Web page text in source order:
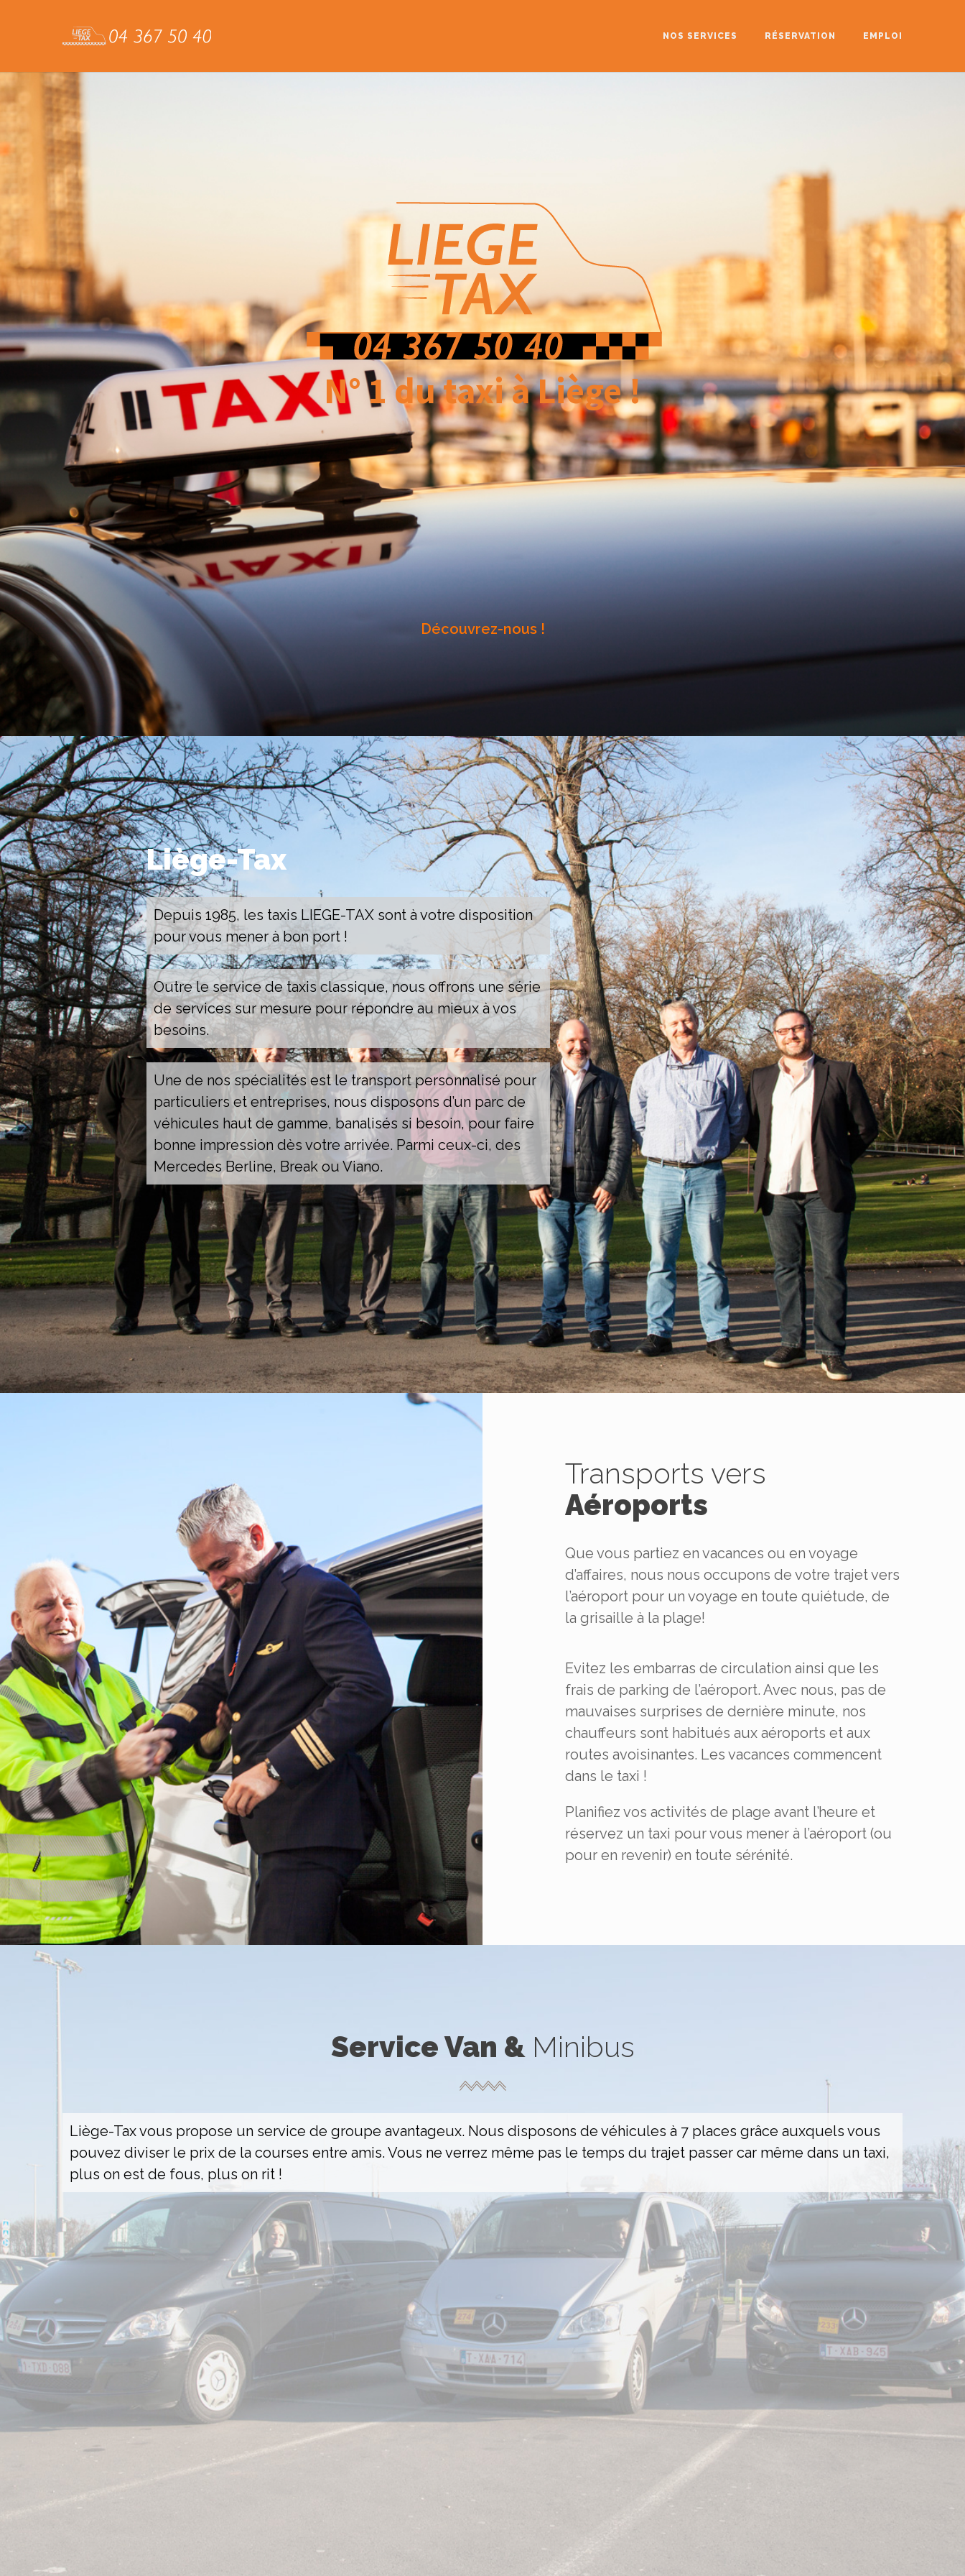
NOS SERVICES RÉSERVATION EMPLOI
N° 1 du taxi à Liège !
Découvrez-nous !
Liège-Tax
Depuis 1985, les taxis LIEGE-TAX sont à votre disposition
pour vous mener à bon port !
Outre le service de taxis classique, nous offrons une série
de services sur mesure pour répondre au mieux à vos
besoins.
Une de nos spécialités est le transport personnalisé pour
particuliers et entreprises, nous disposons d’un parc de
véhicules haut de gamme, banalisés si besoin, pour faire
bonne impression dès votre arrivée. Parmi ceux-ci, des
Mercedes Berline, Break ou Viano.
Transports vers
Aéroports
Que vous partiez en vacances ou en voyage
d’affaires, nous nous occupons de votre trajet vers
l’aéroport pour un voyage en toute quiétude, de
la grisaille à la plage!
Evitez les embarras de circulation ainsi que les
frais de parking de l’aéroport. Avec nous, pas de
mauvaises surprises de dernière minute, nos
chauffeurs sont habitués aux aéroports et aux
routes avoisinantes. Les vacances commencent
dans le taxi !
Planifiez vos activités de plage avant l’heure et
réservez un taxi pour vous mener à l’aéroport (ou
pour en revenir) en toute sérénité.
ServiceVan & Minibus
Liège-Tax vous propose un service de groupe avantageux. Nous disposons de véhicules à 7 places grâce auxquels vous
pouvez diviser le prix de la courses entre amis. Vous ne verrez même pas le temps du trajet passer car même dans un taxi,
plus on est de fous, plus on rit !